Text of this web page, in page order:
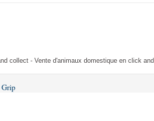
collect - Vente d'animaux domestique en click and
Grip